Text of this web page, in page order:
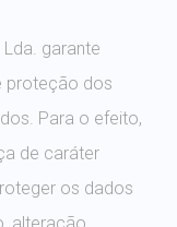
garante
proteção dos
Para o efeito,
de caráter
os dados
alteração,